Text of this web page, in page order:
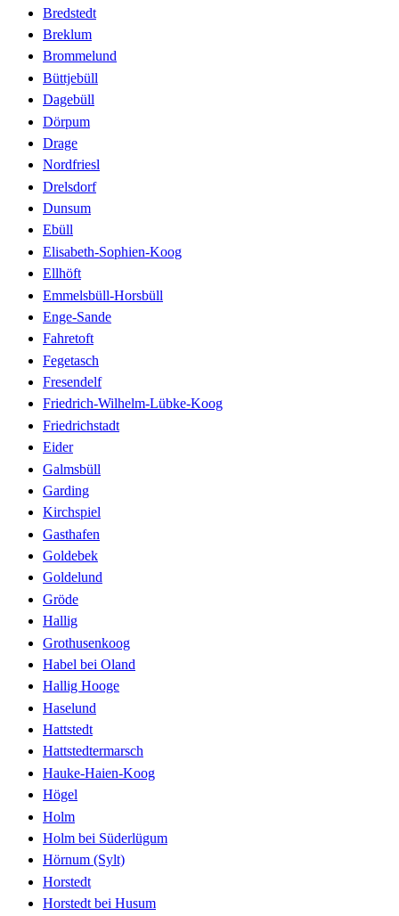
Bredstedt
Breklum
Brommelund
Büttjebüll
Dagebüll
Dörpum
Drage
Nordfriesl
Drelsdorf
Dunsum
Ebüll
Elisabeth-Sophien-Koog
Ellhöft
Emmelsbüll-Horsbüll
Enge-Sande
Fahretoft
Fegetasch
Fresendelf
Friedrich-Wilhelm-Lübke-Koog
Friedrichstadt
Eider
Galmsbüll
Garding
Kirchspiel
Gasthafen
Goldebek
Goldelund
Gröde
Hallig
Grothusenkoog
Habel bei Oland
Hallig Hooge
Haselund
Hattstedt
Hattstedtermarsch
Hauke-Haien-Koog
Högel
Holm
Holm bei Süderlügum
Hörnum (Sylt)
Horstedt
Horstedt bei Husum